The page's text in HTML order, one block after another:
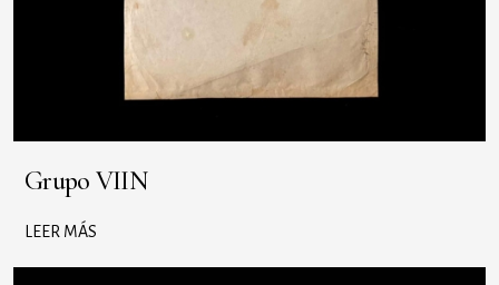
Grupo VIIN
LEER MÁS